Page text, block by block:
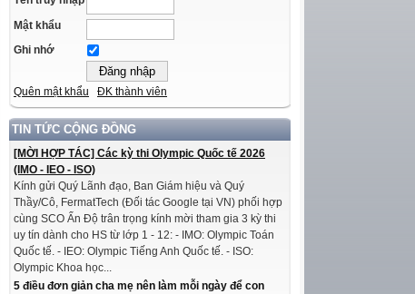
Mật khẩu
Ghi nhớ
Quên mật khẩu ĐK thành viên
TIN TỨC CỘNG ĐỒNG
[MỜI HỢP TÁC] Các kỳ thi Olympic Quốc tế 2026
(IMO - IEO - ISO)
Kính gửi Quý Lãnh đạo, Ban Giám hiệu và Quý
Thầy/Cô, FermatTech (Đối tác Google tại VN) phối hợp
cùng SCO Ấn Độ trân trọng kính mời tham gia 3 kỳ thi
uy tín dành cho HS từ lớp 1 - 12: - IMO: Olympic Toán
Quốc tế. - IEO: Olympic Tiếng Anh Quốc tế. - ISO:
Olympic Khoa học...
5 điều đơn giản cha mẹ nên làm mỗi ngày để con